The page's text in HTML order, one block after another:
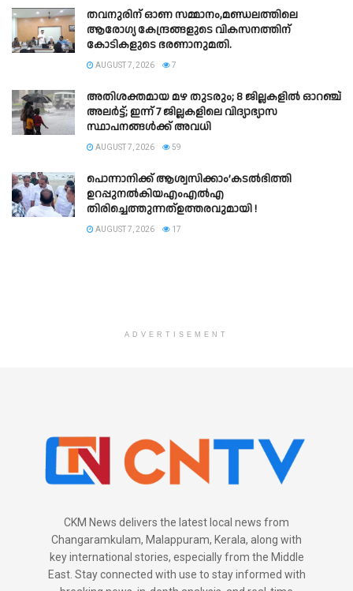
തവനുരിന് ഓണ സമ്മാനം,മണ്ഡലത്തിലെ
ആരോഗ്യ കേന്ദ്രങ്ങളുടെ വികസനത്തിന്
കോടികളുടെ ഭരണാനുമതി.
AUGUST 7, 2026 7
അതിശക്തമായ മഴ തുടരും; 8 ജില്ലകളില്‍ ഓറഞ്ച്
അലര്‍ട്ട്; ഇന്ന് 7 ജില്ലകളിലെ വിദ്യാഭ്യാസ
സ്ഥാപനങ്ങള്‍ക്ക് അവധി
AUGUST 7, 2026 59
പൊന്നാനിക്ക് ആശ്വസിക്കാം’കടൽഭിത്തി
ഉറപ്പുനൽകിയഎംഎൽഎ
തിരിച്ചെത്തുന്നത്ഉത്തരവുമായി !
AUGUST 7, 2026 17
ADVERTISEMENT
CKM News delivers the latest local news from
Changaramkulam, Malappuram, Kerala, along with
key international stories, especially from the Middle
East. Stay connected with use to stay informed with